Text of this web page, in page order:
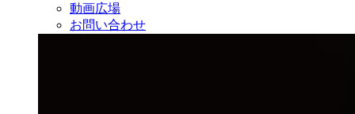
動画広場
お問い合わせ